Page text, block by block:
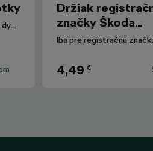
Polarizované slnečné okuliare s dymovými sklami.
Držiak
značky Škoda
Motorsport
4,49 €